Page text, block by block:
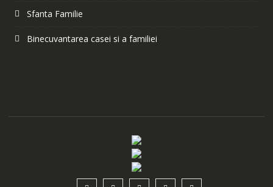
Sfanta Familie
Binecuvantarea casei si a familiei